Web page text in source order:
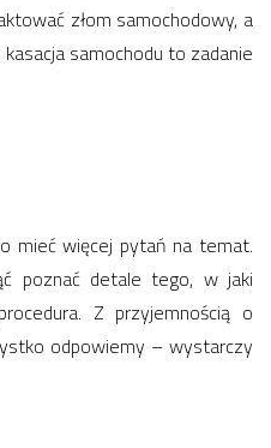
złom samochodowy, a
samochodu to zadanie
mieć więcej pytań na temat.
poznać detale tego, w jaki
Z przyjemnością o
odpowiemy – wystarczy